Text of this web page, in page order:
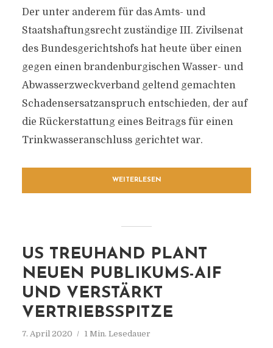
Der unter anderem für das Amts- und
Staatshaftungsrecht zuständige III. Zivilsenat
des Bundesgerichtshofs hat heute über einen
gegen einen brandenburgischen Wasser- und
Abwasserzweckverband geltend gemachten
Schadensersatzanspruch entschieden, der auf
die Rückerstattung eines Beitrags für einen
Trinkwasseranschluss gerichtet war.
WEITERLESEN
US TREUHAND PLANT
NEUEN PUBLIKUMS-AIF
UND VERSTÄRKT
VERTRIEBSSPITZE
7. April 2020 1 Min. Lesedauer